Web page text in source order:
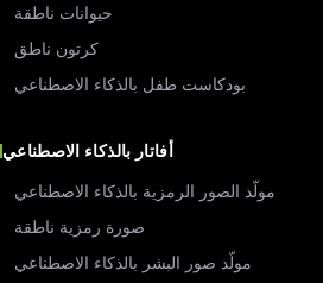
حيوانات ناطقة
كرتون ناطق
بودكاست طفل بالذكاء الاصطناعي
أفاتار بالذكاء الاصطناعي
مولّد الصور الرمزية بالذكاء الاصطناعي
صورة رمزية ناطقة
مولّد صور البشر بالذكاء الاصطناعي